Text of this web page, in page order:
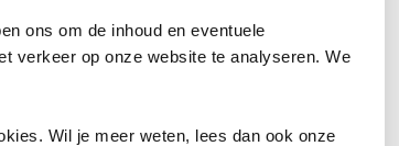
ons om de inhoud en eventuele
verkeer op onze website te analyseren. We
Wil je meer weten, lees dan ook onze
gekocht.